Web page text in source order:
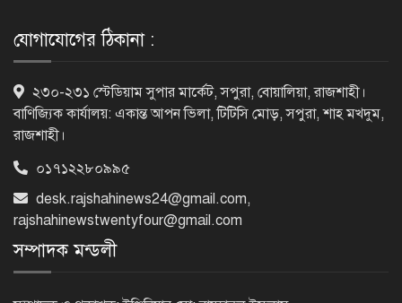
৫ আগস্ট গণতান্ত্রিক রাজনৈতিক অধিকার
পুনঃপ্রতিষ্ঠার দিন: প্রধানমন্ত্রী
ফাইনালে সান্তোস
যোগাযোগের ঠিকানা :
২৩০-২৩১ স্টেডিয়াম সুপার মার্কেট, সপুরা, বোয়ালিয়া, রাজশাহী।
বাণিজ্যিক কার্যালয়: একান্ত আপন ভিলা, টিটিসি মোড়, সপুরা, শাহ মখদুম,
রাজশাহী।
০১৭১২২৮০৯৯৫
desk.rajshahinews24@gmail.com,
rajshahinewstwentyfour@gmail.com
সম্পাদক মন্ডলী